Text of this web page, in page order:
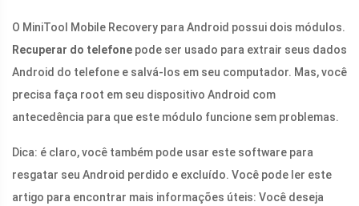
O MiniTool Mobile Recovery para Android possui dois módulos.
Recuperar do telefone pode ser usado para extrair seus dados
Android do telefone e salvá-los em seu computador. Mas, você
precisa faça root em seu dispositivo Android com
antecedência para que este módulo funcione sem problemas.
Dica: é claro, você também pode usar este software para
resgatar seu Android perdido e excluído. Você pode ler este
artigo para encontrar mais informações úteis: Você deseja